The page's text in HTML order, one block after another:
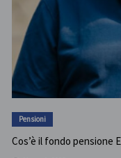
Pensioni
Cos’è il fondo pensione